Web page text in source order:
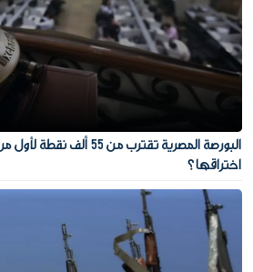
اختراقها؟